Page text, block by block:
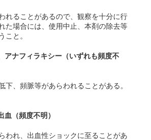
れることがあるので、観察を十分に行
た場合には、使用中止、本剤の除去等
こと。
ナフィラキシー （いずれも頻度不
下、頻脈等があらわれることがある。
血 （頻度不明）
われ、出血性ショックに至ることがあ